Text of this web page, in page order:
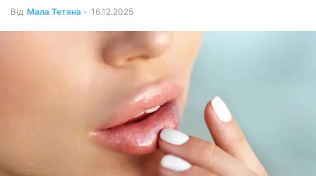
Від Мала Тетяна - 16.12.2025